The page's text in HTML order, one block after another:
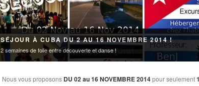
SÉJOUR À CUBA DU 2 AU 16 NOVEMBRE 2014 !
2 semaines de folie entre découverte et danse !
Nous vous proposons DU 02 au 16 NOVEMBRE 2014pour seulement